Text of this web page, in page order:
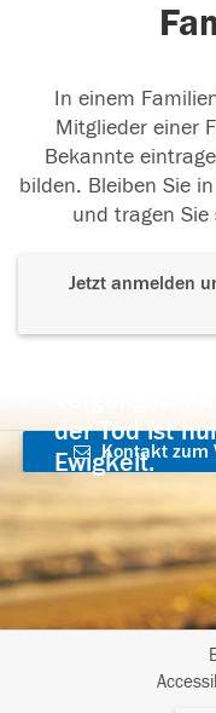
In einem
Mitglieder einer
Bekannte
bilden. Bleiben Sie
und tragen
Jetzt anmelden
der Tod ist
Ewigkeit.
Kontakt zum
aufnehmen